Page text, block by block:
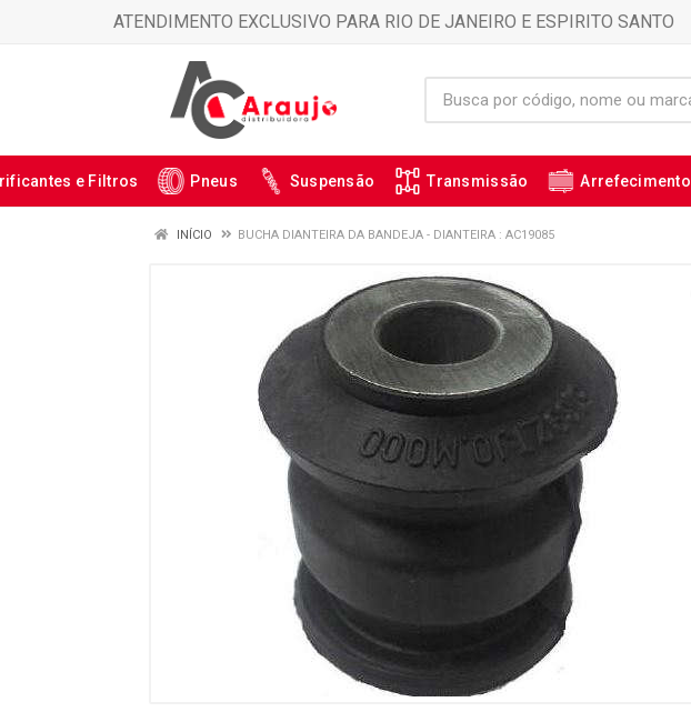
ATENDIMENTO EXCLUSIVO PARA RIO DE JANEIRO E ESPIRITO SANTO
e Filtros Pneus Suspensão Transmissão Arrefecimento
INÍCIO BUCHA DIANTEIRA DA BANDEJA - DIANTEIRA : AC19085